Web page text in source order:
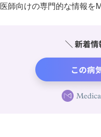
医師向けの専門的な情報